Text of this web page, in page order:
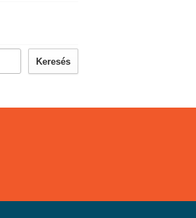
Keresés